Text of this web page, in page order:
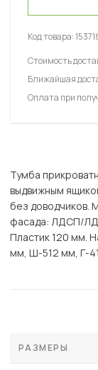
Код товара:
Стоимость
Ближайшая
Оплата при
Тумба
выдвижным
без доводчиков.
фасада: ЛДСП/
Пластик 120 мм.
мм, Ш-512 мм, Г-
РАЗМЕРЫ